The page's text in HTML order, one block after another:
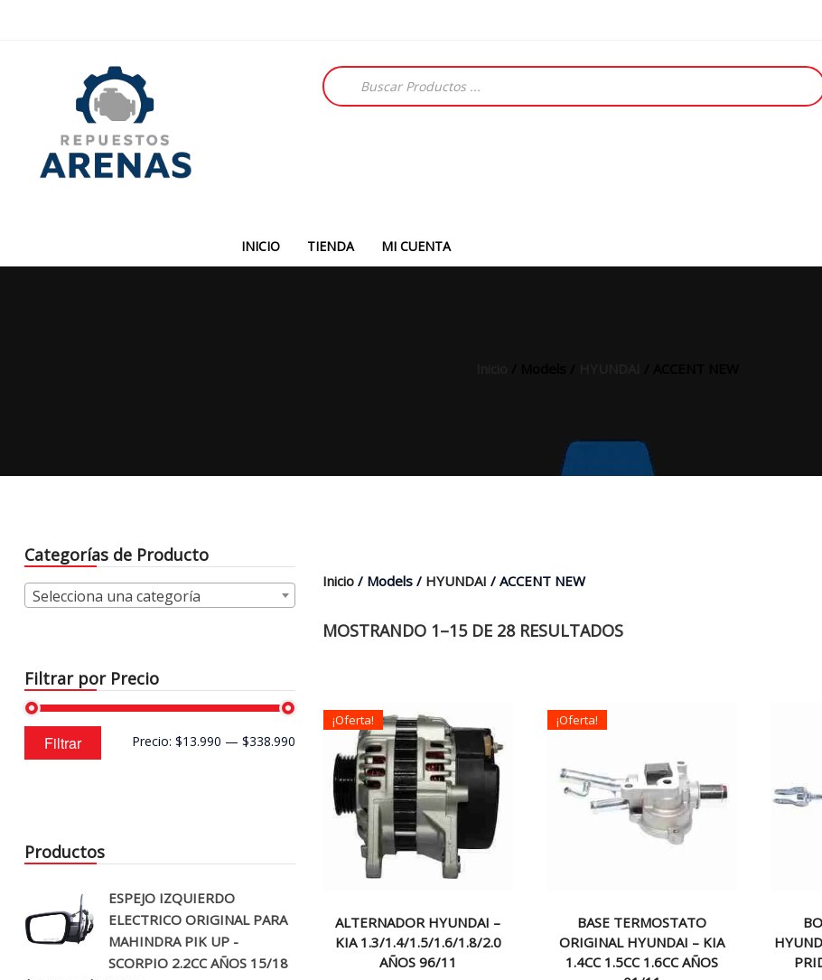
Búsqueda
de
productos
INICIO TIENDA MI CUENTA
Categorías de Producto
Selecciona una categoría
Filtrar por Precio
Precio
mínimo
Precio
máximo
Filtrar Precio: $13.990 — $338.990
Productos
ESPEJO IZQUIERDO
ELECTRICO ORIGINAL PARA
MAHINDRA PIK UP -
SCORPIO 2.2CC AÑOS 15/18
Inicio / Models / HYUNDAI / ACCENT NEW
MOSTRANDO 1–15 DE 28 RESULTADOS
¡Oferta!
ALTERNADOR HYUNDAI –
KIA 1.3/1.4/1.5/1.6/1.8/2.0
AÑOS 96/11
¡Oferta!
BASE TERMOSTATO
ORIGINAL HYUNDAI – KIA
1.4CC 1.5CC 1.6CC AÑOS